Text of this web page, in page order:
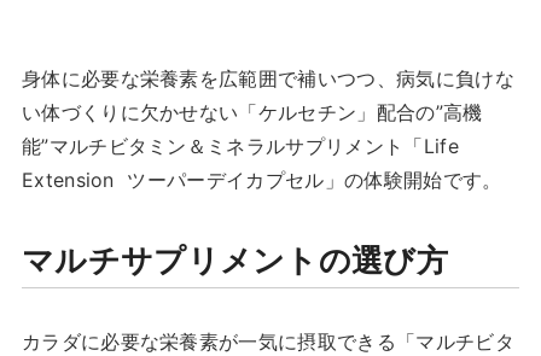
身体に必要な栄養素を広範囲で補いつつ、病気に負けな
い体づくりに欠かせない「ケルセチン」配合の”高機
能”マルチビタミン＆ミネラルサプリメント「Life
Extension ツーパーデイカプセル」の体験開始です。
マルチサプリメントの選び方
カラダに必要な栄養素が一気に摂取できる「マルチビタ